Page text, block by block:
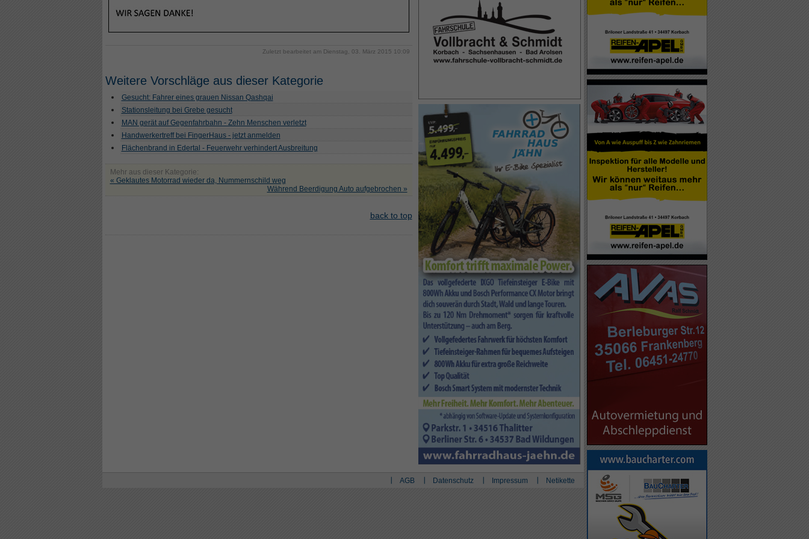
Zuletzt bearbeitet am Dienstag, 03. März 2015 10:09
Weitere Vorschläge aus dieser Kategorie
Gesucht: Fahrer eines grauen Nissan Qashqai
Stationsleitung bei Grebe gesucht
MAN gerät auf Gegenfahrbahn - Zehn Menschen verletzt
Handwerkertreff bei FingerHaus - jetzt anmelden
Flächenbrand in Edertal - Feuerwehr verhindert Ausbreitung
Mehr aus dieser Kategorie:
« Geklautes Motorrad wieder da, Nummernschild weg
Während Beerdigung Auto aufgebrochen »
back to top
AGB Datenschutz Impressum Netikette